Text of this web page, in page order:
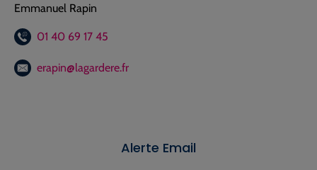
Emmanuel Rapin
01 40 69 17 45
erapin@lagardere.fr
Alerte Email